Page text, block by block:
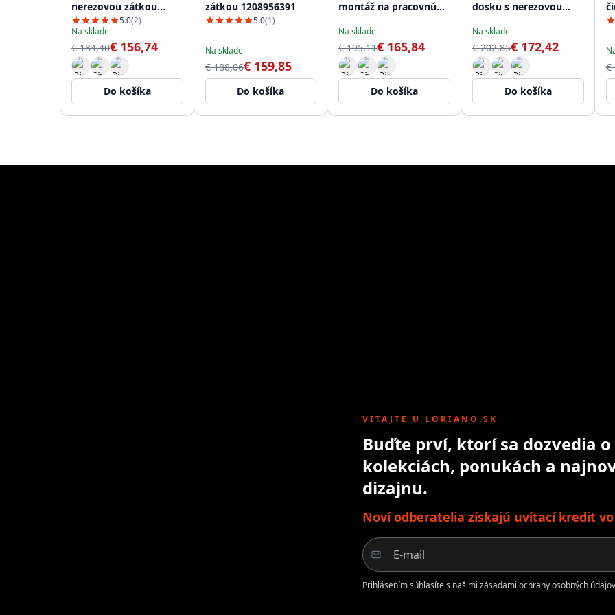
nerezovou zátkou
12089563905.0(2)
Na sklade
€ 184,40€ 156,74
Do košíka
zátkou 1208956391
5.0(1)
Na sklade
€ 188,06€ 159,85
Do košíka
montáž na pracovnú
zátkou 1208956395
Na sklade
€ 195,11€ 165,84
Do košíka
dosku s nerezovou
Na sklade
€ 202,85€ 172,42
Do košíka
€
VITAJTE U LORIANO.SK
Buďte prví, ktorí sa dozvedia
kolekciách, ponukách a
dizajnu.
Noví odberatelia získajú uvítací kredit
Prihlásením súhlasíte s našimi zásadami ochrany osobných